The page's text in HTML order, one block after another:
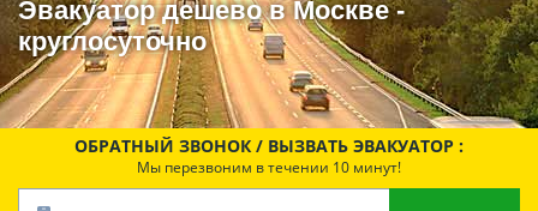
Эвакуатор дешево в Москве -
круглосуточно
ОБРАТНЫЙ ЗВОНОК / ВЫЗВАТЬ ЭВАКУАТОР :
Мы перезвоним в течении 10 минут!